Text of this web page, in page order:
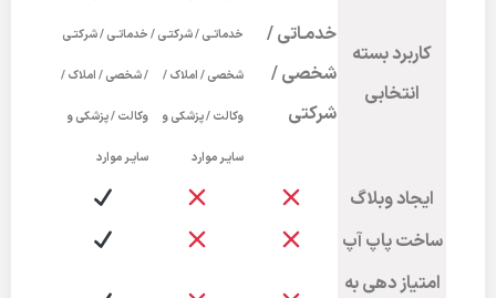
کاربرد بسته
انتخابی
خدمـاتی /
شخصی /
شرکتی
خدماتـی / شرکتـی /
شخصی / املاک /
وکالت / پزشکی و
سایـر موارد
خدماتـی / شرکتـی
/ شخصی / املاک /
وکالت / پزشکی و
سایـر موارد
ایجاد وبلاگ
ساخت پاپ آپ
امتیاز دهی به